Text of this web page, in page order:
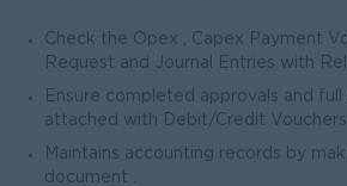
Check the Opex , Capex Payment
Request and Journal Entries with
Ensure completed approvals and
attached with Debit/Credit Vouchers
Maintains accounting records by
document .